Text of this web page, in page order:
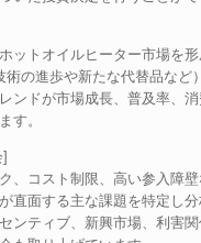
ットオイルヒーター市場を
術の進歩や新たな代替品など
ンドが市場成長、普及率、
す。
、コスト制限、高い参入障
直面する主な課題を特定し分
ンティブ、新興市場、利害